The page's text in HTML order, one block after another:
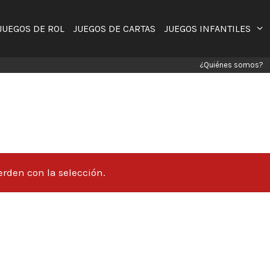
DE ROL JUEGOS DE CARTAS JUEGOS INFANTILES
¿Quiénes somos?
con la selección.